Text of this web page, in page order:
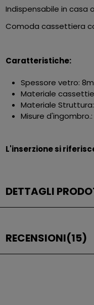
Indispensabile in casa
Comoda cassettiera
Caratteristiche:
Spessore vetro:
Materiale
Materiale
Misure d'ingombro.:
L'inserzione si
DETTAGLI
RECENSIONI(15)